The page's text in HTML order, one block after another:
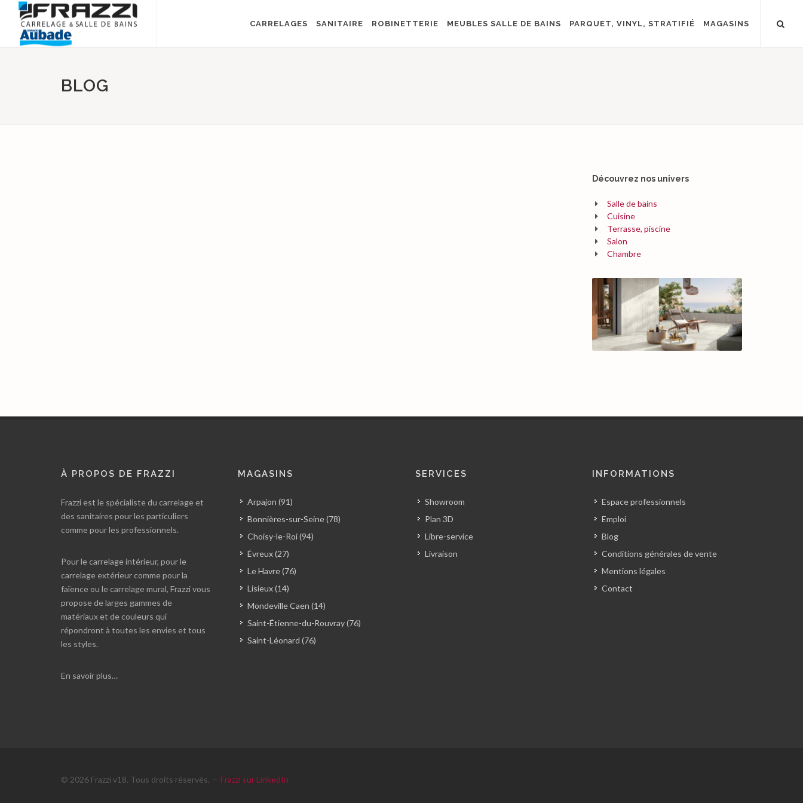
CARRELAGES SANITAIRE ROBINETTERIE MEUBLES SALLE DE BAINS PARQUET, VINYL, STRATIFIÉ MAGASINS
BLOG
Découvrez nos univers
Salle de bains
Cuisine
Terrasse, piscine
Salon
Chambre
À PROPOS DE FRAZZI
Frazzi est le spécialiste du carrelage et
des sanitaires pour les particuliers
comme pour les professionnels.
Pour le carrelage intérieur, pour le
carrelage extérieur comme pour la
faïence ou le carrelage mural, Frazzi vous
propose de larges gammes de
matériaux et de couleurs qui
répondront à toutes les envies et tous
les styles.
En savoir plus…
MAGASINS
Arpajon (91)
Bonnières-sur-Seine (78)
Choisy-le-Roi (94)
Évreux (27)
Le Havre (76)
Lisieux (14)
Mondeville Caen (14)
Saint-Étienne-du-Rouvray (76)
Saint-Léonard (76)
SERVICES
Showroom
Plan 3D
Libre-service
Livraison
INFORMATIONS
Espace professionnels
Emploi
Blog
Conditions générales de vente
Mentions légales
Contact
© 2026 Frazzi v18. Tous droits réservés. — Frazzi sur LinkedIn